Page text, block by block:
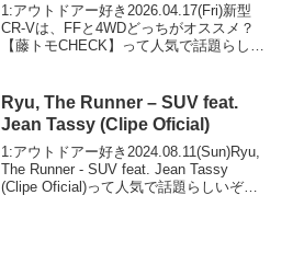
1:アウトドアー好き2026.04.17(Fri)新型
CR-Vは、FFと4WDどっちがオススメ？
【藤トモCHECK】って人気で話題らしい
アウトドア...
Ryu, The Runner – SUV feat.
Jean Tassy (Clipe Oficial)
1:アウトドアー好き2024.08.11(Sun)Ryu,
The Runner - SUV feat. Jean Tassy
(Clipe Oficial)って人気で話題らしいぞ、